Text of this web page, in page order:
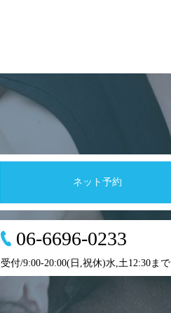
ネット予約
06-6696-0233
受付/9:00-20:00(日,祝休)水,土12:30まで